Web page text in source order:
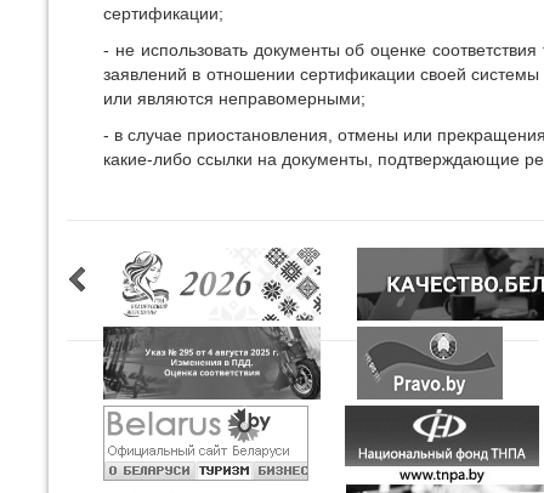
сертификации;
- не использовать документы об оценке
заявлений в отношении сертификации своей
или являются неправомерными;
- в случае приостановления, отмены или
какие-либо ссылки на документы, подтверждающие